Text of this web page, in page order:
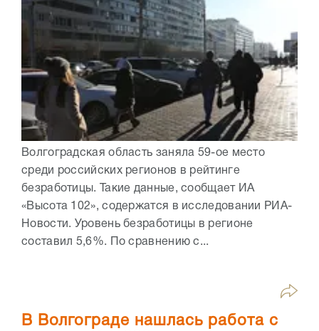
Волгоградская область заняла 59-ое место
среди российских регионов в рейтинге
безработицы. Такие данные, сообщает ИА
«Высота 102», содержатся в исследовании РИА-
Новости. Уровень безработицы в регионе
составил 5,6%. По сравнению с...
В Волгограде нашлась работа с